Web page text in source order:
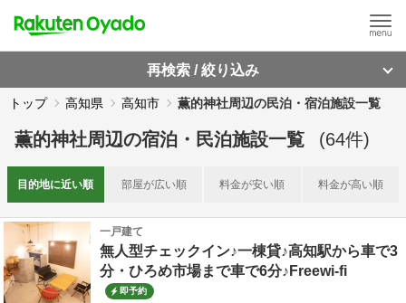
再検索 / 絞り込み
トップ 高知県 高知市 薫的神社周辺の民泊・宿泊施設一覧
薫的神社周辺の宿泊・民泊施設一覧 (64件)
目的地に近い順 部屋が広い順 料金が安い順 料金が高い順
一戸建て
無人型チェックイン♪一棟貸♪高知駅から車で3
分・ひろめ市場まで車で6分♪Freewi-fi
即予約